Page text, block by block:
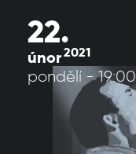
22.
únor2021
pondělí - 19:00